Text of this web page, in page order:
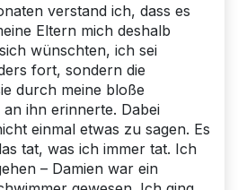
verstand ich, dass es
Eltern mich deshalb
wünschten, ich sei
fort, sondern die
durch meine bloße
ihn erinnerte. Dabei
einmal etwas zu sagen. Es
tat, was ich immer tat. Ich
– Damien war ein